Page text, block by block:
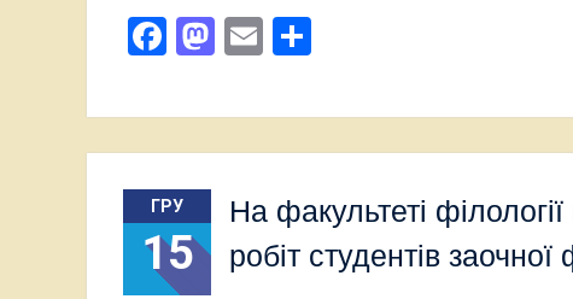
Facebook
Mastodon
Email
ГРУ
15
На факультеті
робіт студентів